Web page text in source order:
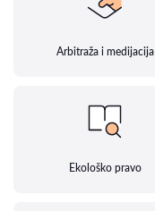
Arbitraža i medijacija
Ekološko pravo